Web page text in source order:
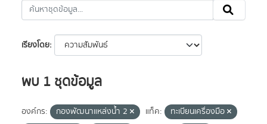
เรียงโดย
พบ 1 ชุดข้อมูล
องค์กร: กองพัฒนาแหล่งน้ำ 2 แท็ค:
ทะเบียนเครื่องมือ